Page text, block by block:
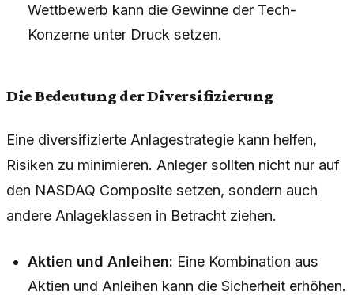
Wettbewerb kann die Gewinne der Tech-
Konzerne unter Druck setzen.
Die Bedeutung der Diversifizierung
Eine diversifizierte Anlagestrategie kann helfen,
Risiken zu minimieren. Anleger sollten nicht nur auf
den NASDAQ Composite setzen, sondern auch
andere Anlageklassen in Betracht ziehen.
Aktien und Anleihen: Eine Kombination aus
Aktien und Anleihen kann die Sicherheit erhöhen.